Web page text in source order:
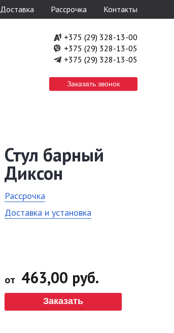
Доставка Рассрочка Контакты
+375 (29) 328-13-00
+375 (29) 328-13-05
+375 (29) 328-13-05
Заказать звонок
Стул барный
Диксон
Рассрочка
Доставка и установка
от 463,00 руб.
Заказать